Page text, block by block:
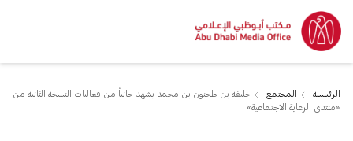
الرئيسية المجتمع
خليفة بن طحنون بن محمد يشهد جانباً من فعاليات النسخة الثانية من
«منتدى الرعاية الاجتماعية»